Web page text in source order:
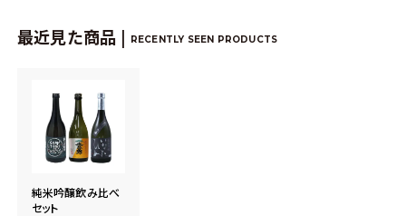
最近見た商品 | RECENTLY SEEN PRODUCTS
純米吟醸飲み比べ
セット